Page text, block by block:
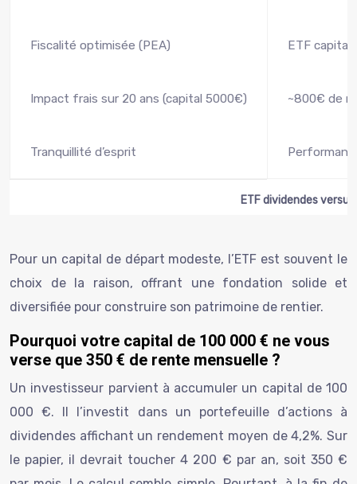
ETF dividendes
Fiscalité optimisée (PEA) ETF
Impact frais sur 20 ans (capital 5000€) ~800€ de
Tranquillité d’esprit
Pour un capital de départ modeste, l’ETF est souvent le
choix de la raison, offrant une fondation solide et
diversifiée pour construire son patrimoine de rentier.
Pourquoi votre capital de 100 000 € ne vous
verse que 350 € de rente mensuelle ?
Un investisseur parvient à accumuler un capital de 100
000 €. Il l’investit dans un portefeuille d’actions à
dividendes affichant un rendement moyen de 4,2%. Sur
le papier, il devrait toucher 4 200 € par an, soit 350 €